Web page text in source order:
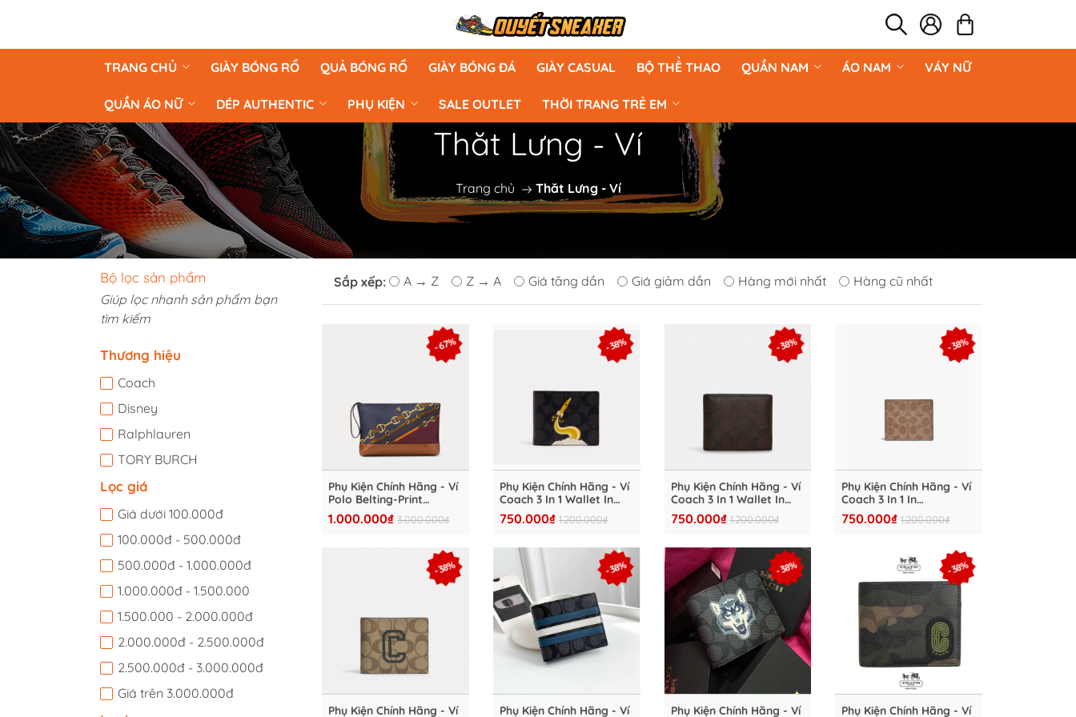
TRANG CHỦ GIÀY BÓNG RỔ QUẢ BÓNG RỔ GIÀY BÓNG ĐÁ GIÀY CASUAL BỘ THỂ THAO QUẦN NAM ÁO NAM VÁY NỮ
QUẦN ÁO NỮ DÉP AUTHENTIC PHỤ KIỆN SALE OUTLET THỜI TRANG TRẺ EM
Thăt Lưng - Ví
Trang chủ Thăt Lưng - Ví
Bộ lọc sản phẩm
Giúp lọc nhanh sản phẩm bạn
tìm kiếm
Thương hiệu
Coach
Disney
Ralphlauren
TORY BURCH
Lọc giá
Giá dưới 100.000đ
100.000đ - 500.000đ
500.000đ - 1.000.000đ
1.000.000đ - 1.500.000
1.500.000 - 2.000.000đ
2.000.000đ - 2.500.000đ
2.500.000đ - 3.000.000đ
Giá trên 3.000.000đ
Sắp xếp: A → Z Z → A Giá tăng dần Giá giảm dần Hàng mới nhất Hàng cũ nhất
- 67%
Phụ Kiện Chính Hãng - Ví
Polo Belting-Print
Canvas Large Pouch -
100091107
1.000.000₫ 3.000.000₫
- 38%
Phụ Kiện Chính Hãng - Ví
Coach 3 In 1 Wallet In
Signature Canvas With
Triumph Motif "Black" -
750.000₫ 1.200.000₫
- 38%
Phụ Kiện Chính Hãng - Ví
Coach 3 In 1 Wallet In
Blocked Signature
Canvas "Gunmetal /
750.000₫ 1.200.000₫
- 38%
Phụ Kiện Chính Hãng - Ví
Coach 3 In 1 In
Colorblock Signature
Canvas 'Kaki' - VC37
750.000₫ 1.200.000₫
- 38%
Phụ Kiện Chính Hãng - Ví
- 38%
Phụ Kiện Chính Hãng - Ví
- 38%
Phụ Kiện Chính Hãng - Ví
- 38%
Phụ Kiện Chính Hãng - Ví